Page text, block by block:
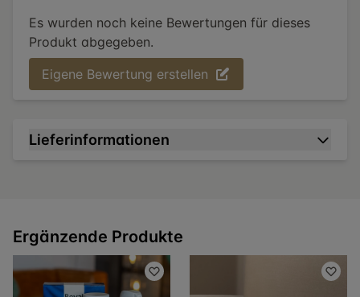
Es wurden noch keine Bewertungen für dieses
Produkt abgegeben.
Eigene Bewertung erstellen
Lieferinformationen
Ergänzende Produkte